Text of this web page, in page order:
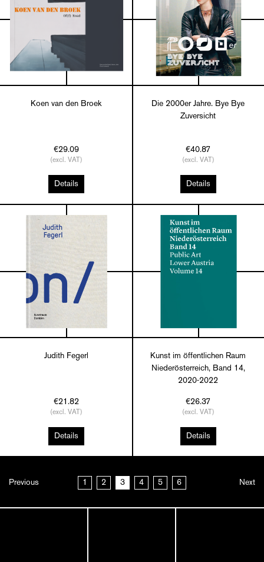
Koen van den Broek
€29.09
(excl. VAT)
Details
Die 2000er Jahre. Bye Bye
Zuversicht
€40.87
(excl. VAT)
Details
Judith Fegerl
€21.82
(excl. VAT)
Details
Kunst im öffentlichen Raum
Niederösterreich, Band 14,
2020-2022
€26.37
(excl. VAT)
Details
Previous 1 2 3 4 5 6 Next